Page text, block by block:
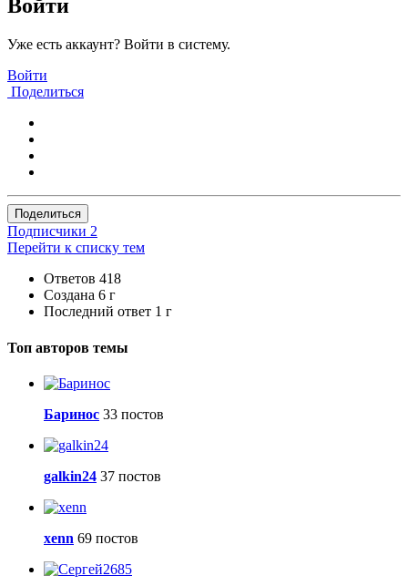
Войти
Уже есть аккаунт? Войти в систему.
Войти
Поделиться
Поделиться
Подписчики 2
Перейти к списку тем
Ответов 418
Создана 6 г
Последний ответ 1 г
Топ авторов темы
Баринос 33 постов
galkin24 37 постов
xenn 69 постов